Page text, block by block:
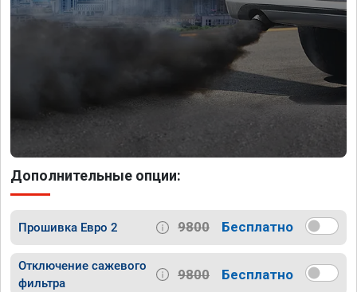
Дополнительные опции:
Прошивка Евро 2 9800 Бесплатно
Отключение сажевого
фильтра
9800 Бесплатно